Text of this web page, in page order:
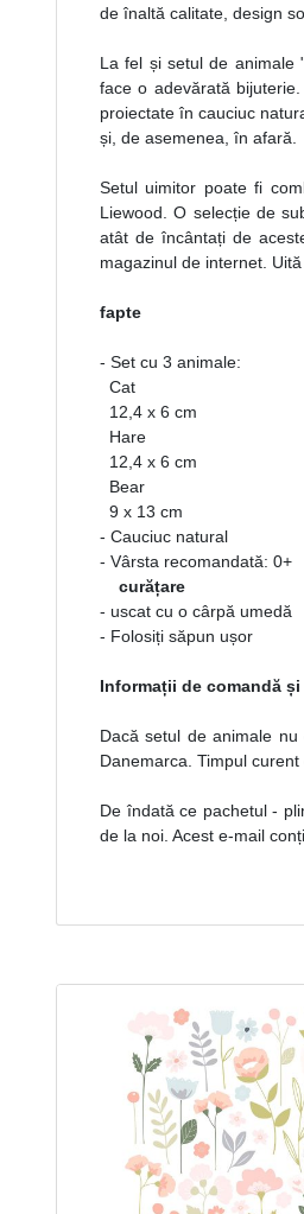
de înaltă calitate, design
La fel și setul de animale
face o adevărată
proiectate în cauciuc
și, de asemenea, în afară.
Setul uimitor poate fi
Liewood. O selecție de
atât de încântați de
magazinul de internet.
fapte
- Set cu 3 animale:
Cat
12,4 x 6 cm
Hare
12,4 x 6 cm
Bear
9 x 13 cm
- Cauciuc natural
- Vârsta recomandată: 0+
curățare
- uscat cu o cârpă umedă
- Folosiți săpun ușor
Informații de comandă
Dacă setul de animale
Danemarca. Timpul
De îndată ce pachetul -
de la noi. Acest e-mail